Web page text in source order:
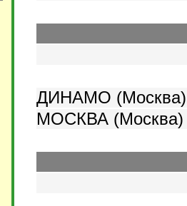
ДИНАМО
МОСКВА